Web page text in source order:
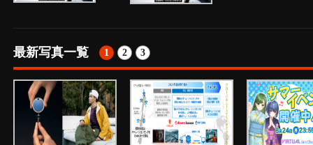
最新写真一覧 1 2 3